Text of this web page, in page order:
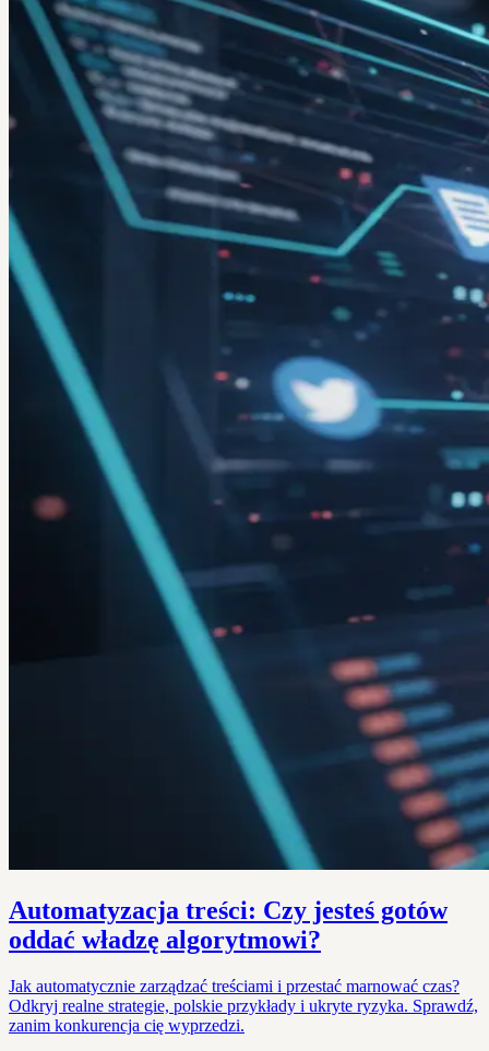
Automatyzacja treści: Czy jesteś gotów
oddać władzę algorytmowi?
Jak automatycznie zarządzać treściami i przestać marnować czas?
Odkryj realne strategie, polskie przykłady i ukryte ryzyka. Sprawdź,
zanim konkurencja cię wyprzedzi.